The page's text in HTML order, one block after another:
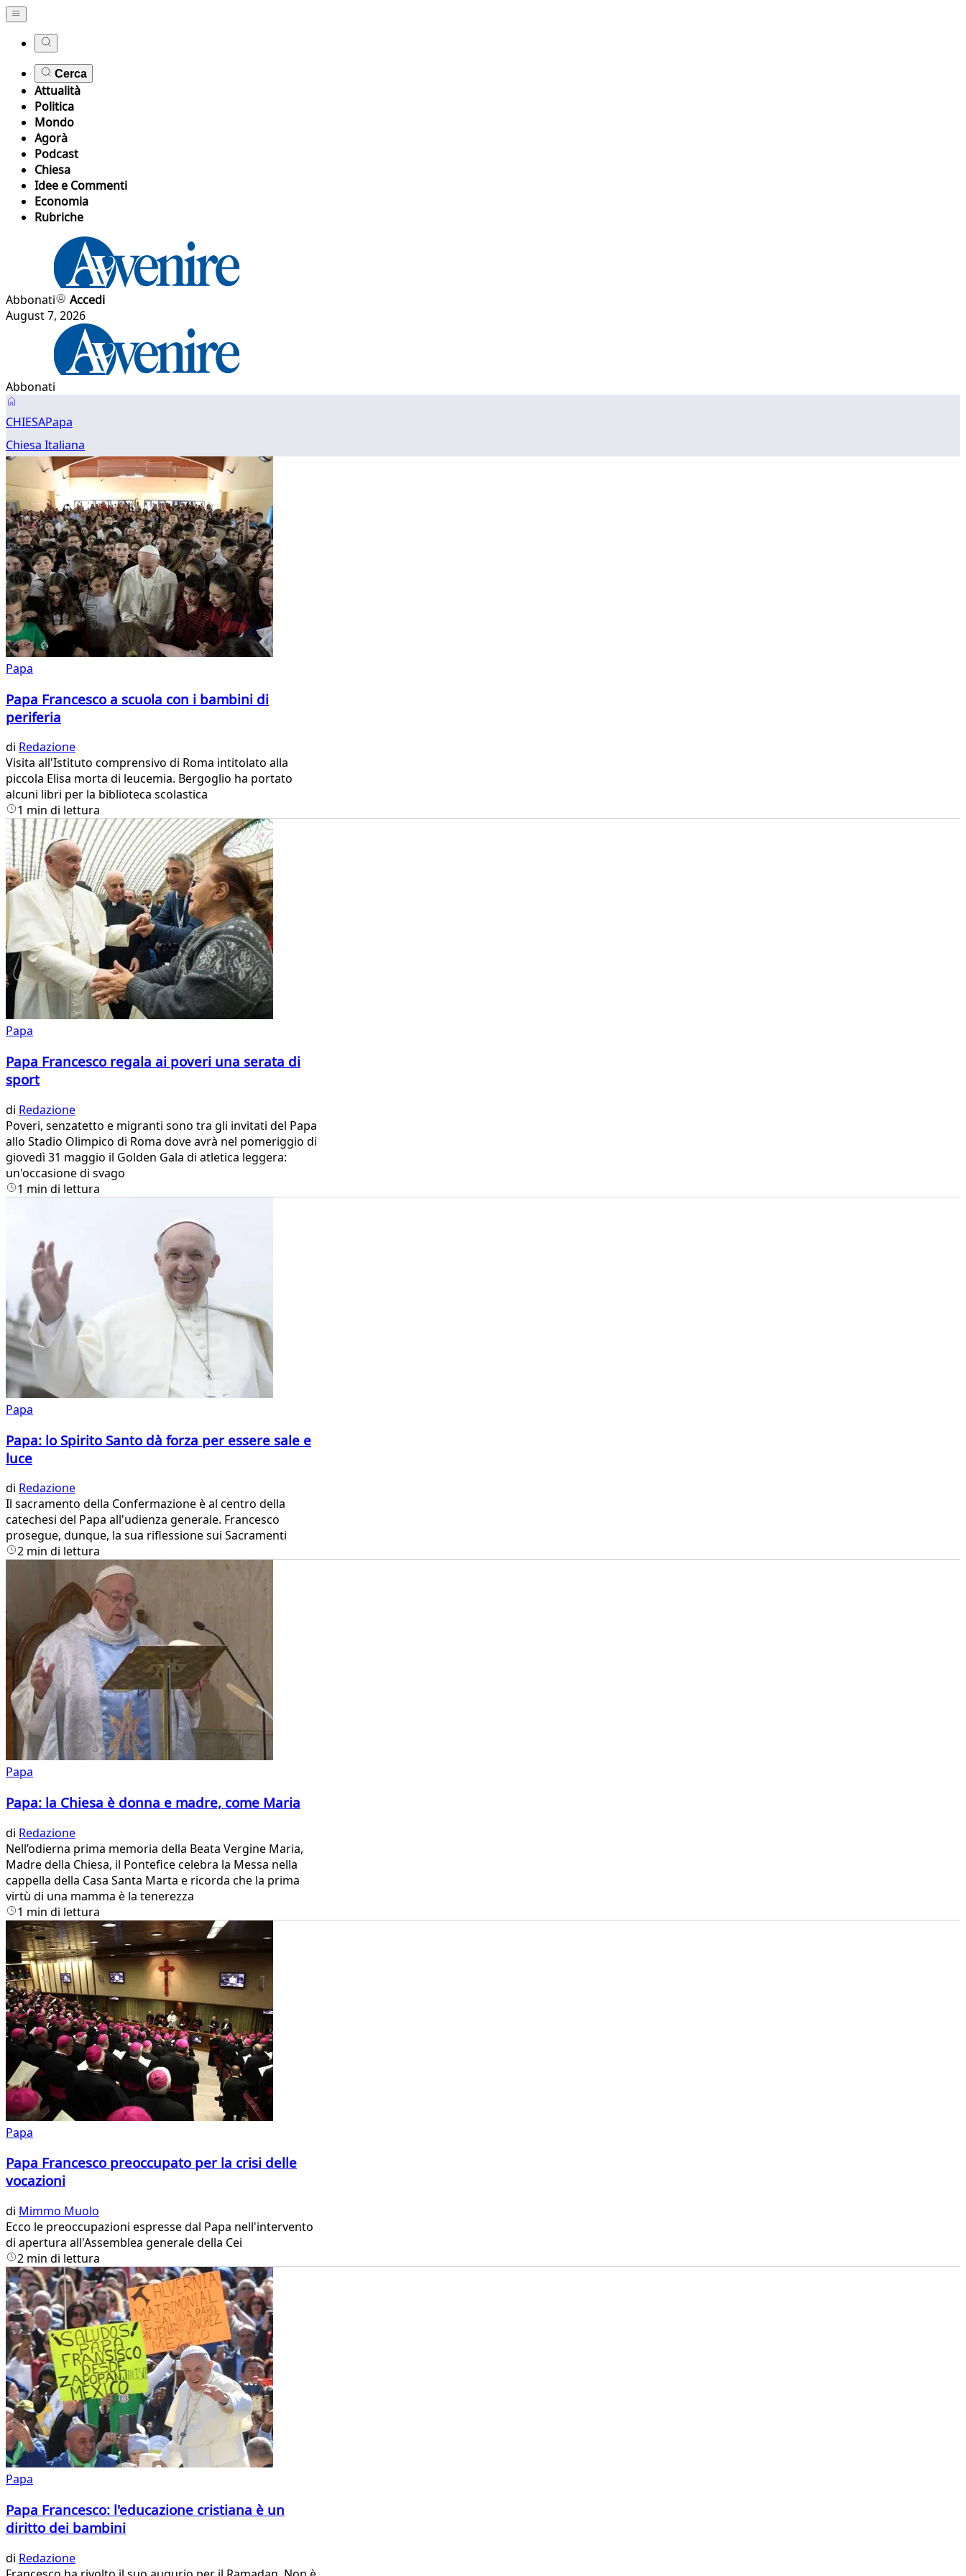
Cerca
Attualità
Politica
Mondo
Agorà
Podcast
Chiesa
Idee e Commenti
Economia
Rubriche
Abbonati
Accedi
August 7, 2026
Abbonati
Papa
CHIESAPapa
Chiesa Italiana
Papa
Papa Francesco a scuola con i bambini di
periferia
di Redazione
Visita all'Istituto comprensivo di Roma intitolato alla
piccola Elisa morta di leucemia. Bergoglio ha portato
alcuni libri per la biblioteca scolastica
1 min di lettura
Papa
Papa Francesco regala ai poveri una serata di
sport
di Redazione
Poveri, senzatetto e migranti sono tra gli invitati del Papa
allo Stadio Olimpico di Roma dove avrà nel pomeriggio di
giovedì 31 maggio il Golden Gala di atletica leggera:
un'occasione di svago
1 min di lettura
Papa
Papa: lo Spirito Santo dà forza per essere sale e
luce
di Redazione
Il sacramento della Confermazione è al centro della
catechesi del Papa all'udienza generale. Francesco
prosegue, dunque, la sua riflessione sui Sacramenti
2 min di lettura
Papa
Papa: la Chiesa è donna e madre, come Maria
di Redazione
Nell’odierna prima memoria della Beata Vergine Maria,
Madre della Chiesa, il Pontefice celebra la Messa nella
cappella della Casa Santa Marta e ricorda che la prima
virtù di una mamma è la tenerezza
1 min di lettura
Papa
Papa Francesco preoccupato per la crisi delle
vocazioni
di Mimmo Muolo
Ecco le preoccupazioni espresse dal Papa nell'intervento
di apertura all'Assemblea generale della Cei
2 min di lettura
Papa
Papa Francesco: l'educazione cristiana è un
diritto dei bambini
di Redazione